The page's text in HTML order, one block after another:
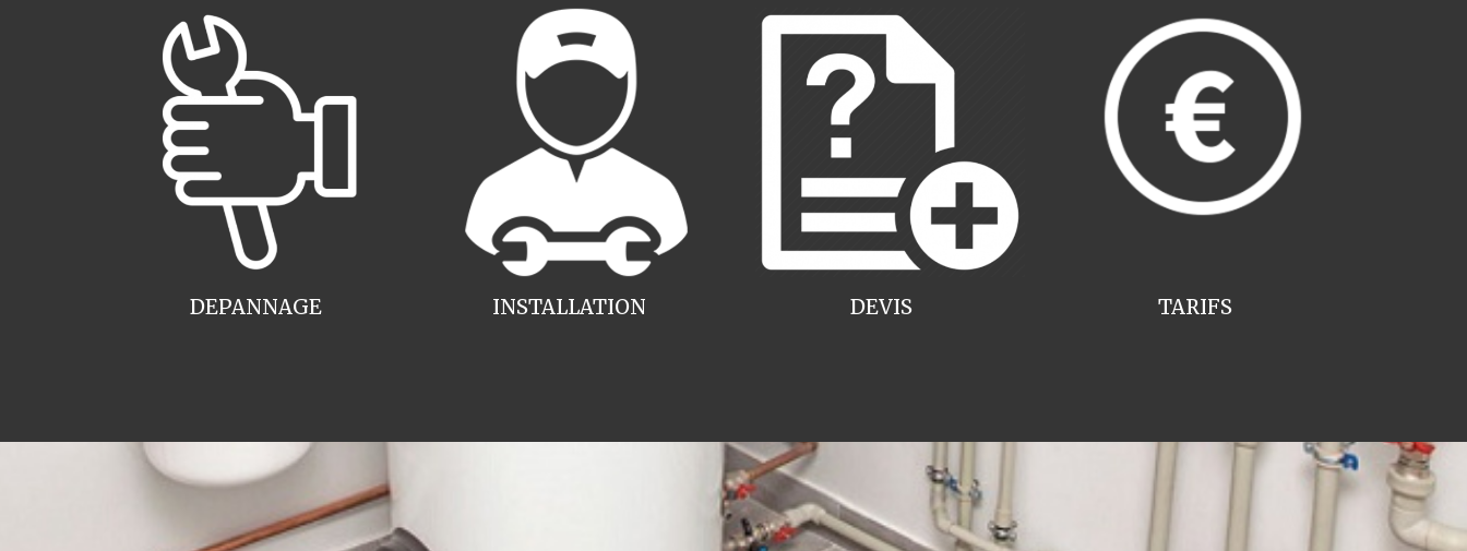
INSTALLATION
DEPANNAGE TARIFS
DEVIS